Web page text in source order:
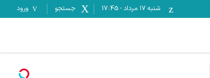
شنبه ۱۷ مرداد -
17:45 جستجو ورود